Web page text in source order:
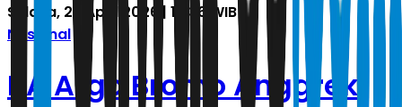
Selasa, 28 April 2026 | 17.36 WIB
Nasional
KA Argo Bromo Anggrek